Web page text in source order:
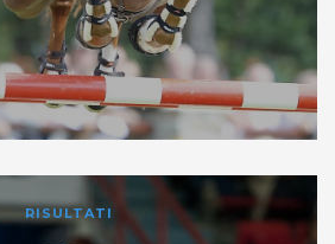
RISULTATI